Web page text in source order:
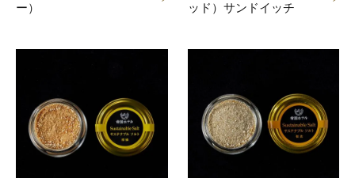
ー）
ッド）サンドイッチ